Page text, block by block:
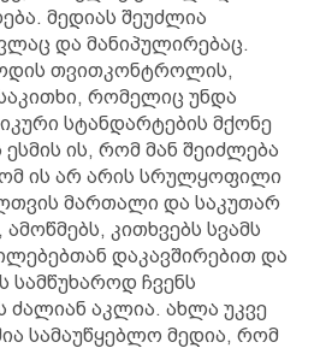
მედიას შეუძლია
და მანიპულირებაც.
თვითკონტროლის,
რომელიც უნდა
სტანდარტების მქონე
ის, რომ მან შეიძლება
ის არ არის სრულყოფილი
მართალი და საკუთარ
კითხვებს სვამს
დაკავშირებით და
სამწუხაროდ ჩვენს
ძალიან აკლია. ახლა უკვე
სამაუწყებლო მედია, რომ